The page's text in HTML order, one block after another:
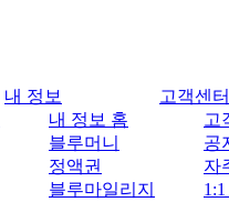
내 정보
내 정보 홈
블루머니
정액권
블루마일리지
고객센터
고
공
자